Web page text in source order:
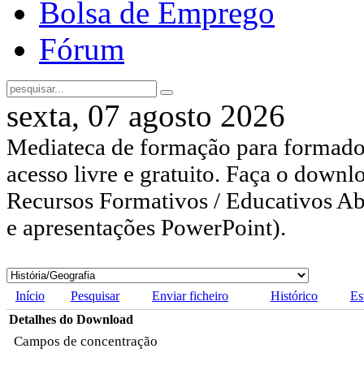
Bolsa de Emprego
Fórum
sexta, 07 agosto 2026
Mediateca de formação para
acesso livre e gratuito. Faça o
Recursos Formativos / Educativos
e apresentações PowerPoint).
Início Pesquisar Enviar ficheiro Histórico
Detalhes do Download
Campos de concentração